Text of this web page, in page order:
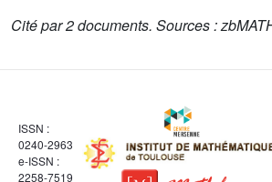
Cité par2 documents. Sources :
ISSN :
0240-2963
e-ISSN :
2258-7519